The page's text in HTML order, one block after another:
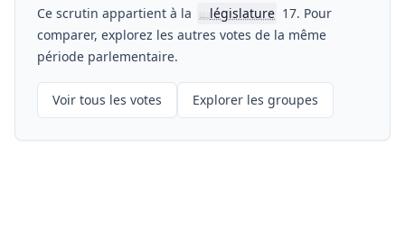
Ce scrutin appartient à la 📖législature 17. Pour
comparer, explorez les autres votes de la même
période parlementaire.
Voir tous les votes Explorer les groupes